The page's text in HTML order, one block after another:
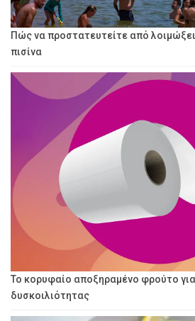
Πώς να προστατευτείτε από
πισίνα
Το κορυφαίο αποξηραμένο φρούτο
δυσκοιλιότητας